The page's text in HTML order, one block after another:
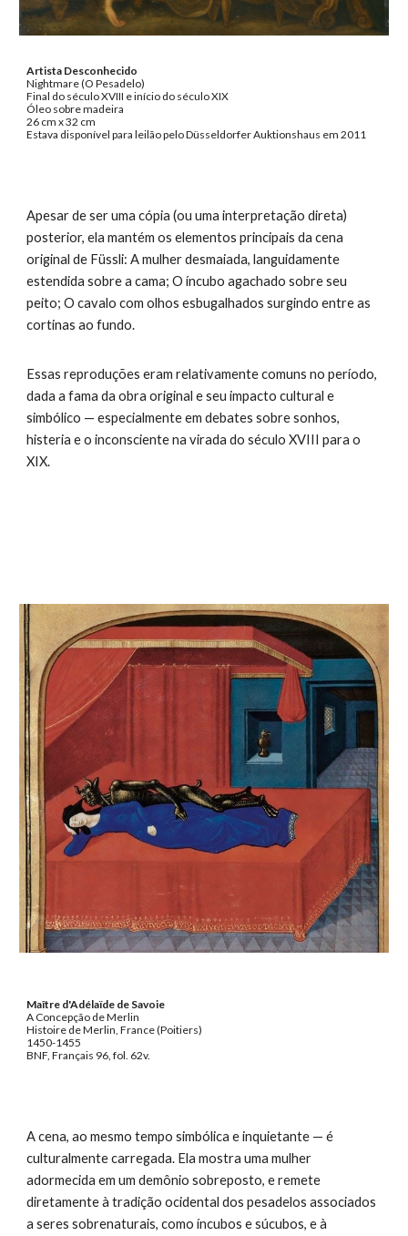
Artista Desconhecido
Nightmare (O Pesadelo)
Final do século XVIII e início do século XIX
Óleo sobre madeira
26 cm x 32 cm
Estava disponível para leilão pelo Düsseldorfer Auktionshaus em 2011
Apesar de ser uma cópia (ou uma interpretação direta)
posterior, ela mantém os elementos principais da cena
original de Füssli: A mulher desmaiada, languidamente
estendida sobre a cama; O íncubo agachado sobre seu
peito; O cavalo com olhos esbugalhados surgindo entre as
cortinas ao fundo.
Essas reproduções eram relativamente comuns no período,
dada a fama da obra original e seu impacto cultural e
simbólico — especialmente em debates sobre sonhos,
histeria e o inconsciente na virada do século XVIII para o
XIX.
Maître d'Adélaïde de Savoie
A Concepção de Merlin
Histoire de Merlin, France (Poitiers)
1450-1455
BNF, Français 96, fol. 62v.
A cena, ao mesmo tempo simbólica e inquietante — é
culturalmente carregada. Ela mostra uma mulher
adormecida em um demônio sobreposto, e remete
diretamente à tradição ocidental dos pesadelos associados
a seres sobrenaturais, como íncubos e súcubos, e à